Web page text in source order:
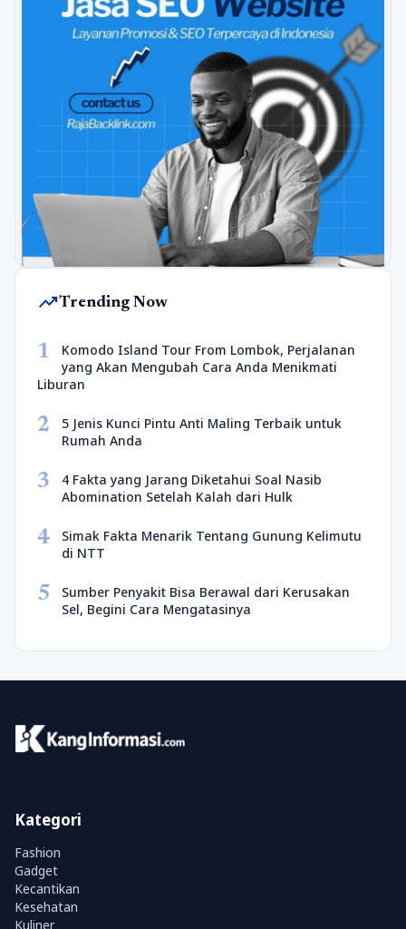
trending_upTrending Now
1
Komodo Island Tour From Lombok, Perjalanan
yang Akan Mengubah Cara Anda Menikmati
Liburan
2
5 Jenis Kunci Pintu Anti Maling Terbaik untuk
Rumah Anda
3
4 Fakta yang Jarang Diketahui Soal Nasib
Abomination Setelah Kalah dari Hulk
4
Simak Fakta Menarik Tentang Gunung Kelimutu
di NTT
5
Sumber Penyakit Bisa Berawal dari Kerusakan
Sel, Begini Cara Mengatasinya
Kategori
Fashion
Gadget
Kecantikan
Kesehatan
Kuliner